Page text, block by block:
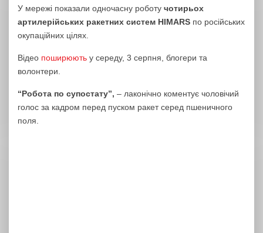
У мережі показали одночасну роботу чотирьох
артилерійських ракетних систем HIMARS по російських
окупаційних цілях.
Відео поширюють у середу, 3 серпня, блогери та
волонтери.
“Робота по супостату”, – лаконічно коментує чоловічий
голос за кадром перед пуском ракет серед пшеничного
поля.